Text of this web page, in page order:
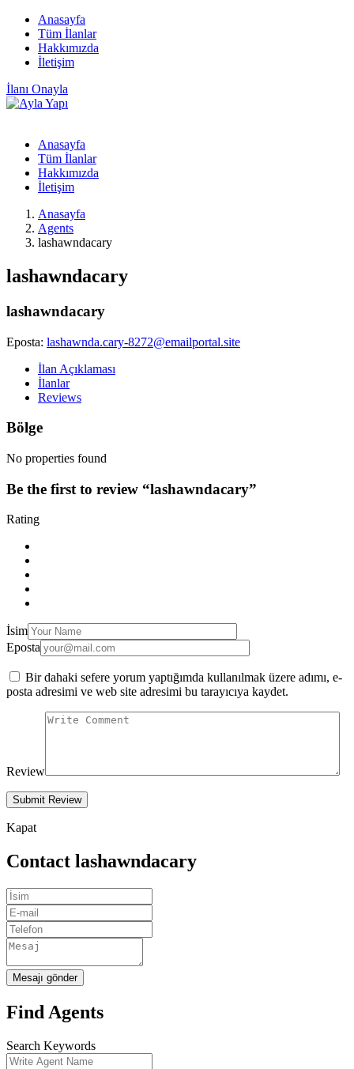
Anasayfa
Tüm İlanlar
Hakkımızda
İletişim
İlanı Onayla
Anasayfa
Tüm İlanlar
Hakkımızda
İletişim
Anasayfa
Agents
lashawndacary
lashawndacary
lashawndacary
Eposta: lashawnda.cary-8272@emailportal.site
İlan Açıklaması
İlanlar
Reviews
Bölge
No properties found
Be the first to review “lashawndacary”
Rating
İsim
Eposta
Bir dahaki sefere yorum yaptığımda kullanılmak üzere adımı, e-
posta adresimi ve web site adresimi bu tarayıcıya kaydet.
Review
Kapat
Contact lashawndacary
Mesajı gönder
Find Agents
Search Keywords